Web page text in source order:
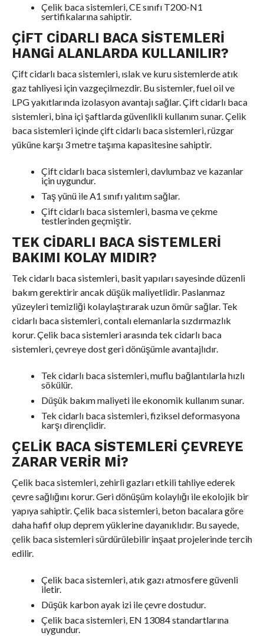
Çelik baca sistemleri, CE sınıfı T200-N1
sertifikalarına sahiptir.
ÇIFT CIDARLI BACA SISTEMLERI
HANGI ALANLARDA KULLANILIR?
Çift cidarlı baca sistemleri, ıslak ve kuru sistemlerde atık
gaz tahliyesi için vazgeçilmezdir. Bu sistemler, fuel oil ve
LPG yakıtlarında izolasyon avantajı sağlar. Çift cidarlı baca
sistemleri, bina içi şaftlarda güvenlikli kullanım sunar. Çelik
baca sistemleri içinde çift cidarlı baca sistemleri, rüzgar
yüküne karşı 3 metre taşıma kapasitesine sahiptir.
Çift cidarlı baca sistemleri, davlumbaz ve kazanlar
için uygundur.
Taş yünü ile A1 sınıfı yalıtım sağlar.
Çift cidarlı baca sistemleri, basma ve çekme
testlerinden geçmiştir.
TEK CIDARLI BACA SISTEMLERI
BAKIMI KOLAY MIDIR?
Tek cidarlı baca sistemleri, basit yapıları sayesinde düzenli
bakım gerektirir ancak düşük maliyetlidir. Paslanmaz
yüzeyleri temizliği kolaylaştırarak uzun ömür sağlar. Tek
cidarlı baca sistemleri, contalı elemanlarla sızdırmazlık
korur. Çelik baca sistemleri arasında tek cidarlı baca
sistemleri, çevreye dost geri dönüşümle avantajlıdır.
Tek cidarlı baca sistemleri, muflu bağlantılarla hızlı
sökülür.
Düşük bakım maliyeti ile ekonomik kullanım sunar.
Tek cidarlı baca sistemleri, fiziksel deformasyona
karşı dirençlidir.
ÇELIK BACA SISTEMLERI ÇEVREYE
ZARAR VERIR MI?
Çelik baca sistemleri, zehirli gazları etkili tahliye ederek
çevre sağlığını korur. Geri dönüşüm kolaylığı ile ekolojik bir
yapıya sahiptir. Çelik baca sistemleri, beton bacalara göre
daha hafif olup deprem yüklerine dayanıklıdır. Bu sayede,
çelik baca sistemleri sürdürülebilir inşaat projelerinde tercih
edilir.
Çelik baca sistemleri, atık gazı atmosfere güvenli
iletir.
Düşük karbon ayak izi ile çevre dostudur.
Çelik baca sistemleri, EN 13084 standartlarına
uygundur.